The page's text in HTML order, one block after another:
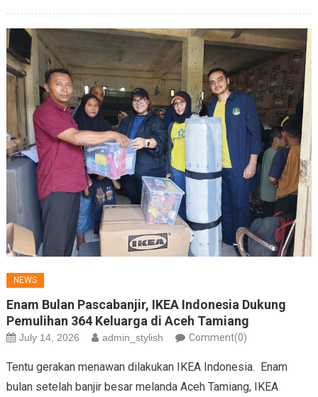
NEWS
Enam Bulan Pascabanjir, IKEA Indonesia Dukung
Pemulihan 364 Keluarga di Aceh Tamiang
July 14, 2026 admin_stylish Comment(0)
Tentu gerakan menawan dilakukan IKEA Indonesia. Enam
bulan setelah banjir besar melanda Aceh Tamiang, IKEA